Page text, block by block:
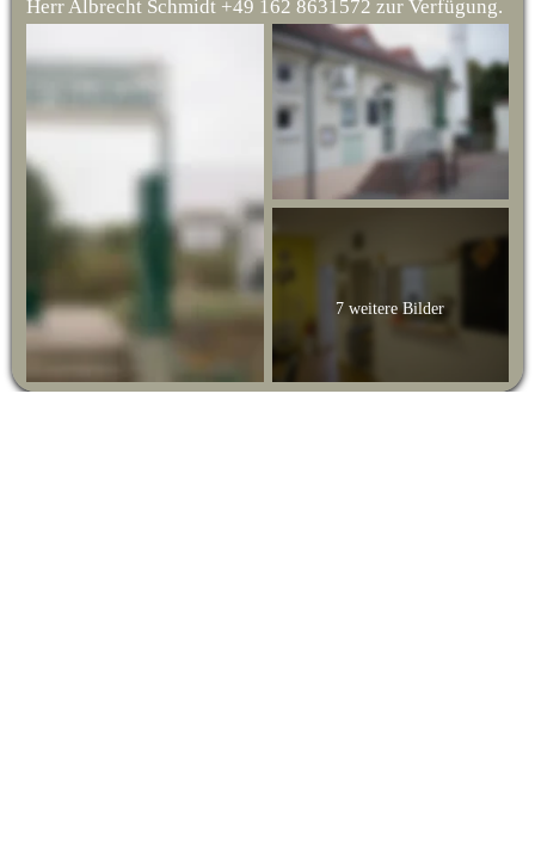
Herr Albrecht Schmidt +49 162 8631572 zur Verfügung.
7 weitere Bilder